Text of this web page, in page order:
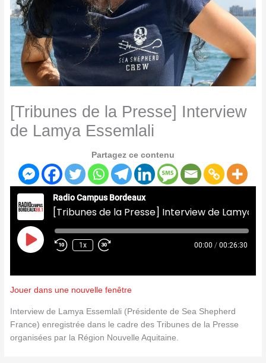
[Tribunes de la Presse] Interview
de Lamya Essemlali
Partagez ce contenu
Radio Campus Bordeaux
Play
Episode
1x 00:00 / 00:26:30
Jouer dans une nouvelle fenêtre
Interview de Lamya Essemlali (Présidente de Sea Shepherd
France) enregistrée dans le cadre des Tribunes de la Presse
organisées par la Région Nouvelle Aquitaine.